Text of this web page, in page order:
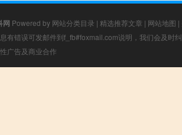
网 Powered by 网站分类目录 | 精选推荐文章 | 网站地图 |
有错误可发邮件到f_fb#foxmail.com说明，我们会及时
广告及商业合作